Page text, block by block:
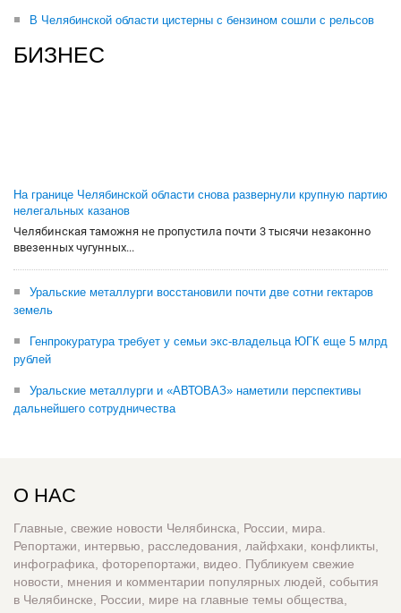
В Челябинской области цистерны с бензином сошли с рельсов
БИЗНЕС
На границе Челябинской области снова развернули крупную партию
нелегальных казанов
Челябинская таможня не пропустила почти 3 тысячи незаконно
ввезенных чугунных...
Уральские металлурги восстановили почти две сотни гектаров
земель
Генпрокуратура требует у семьи экс-владельца ЮГК еще 5 млрд
рублей
Уральские металлурги и «АВТОВАЗ» наметили перспективы
дальнейшего сотрудничества
О НАС
Главные, свежие новости Челябинска, России, мира.
Репортажи, интервью, расследования, лайфхаки, конфликты,
инфографика, фоторепортажи, видео. Публикуем свежие
новости, мнения и комментарии популярных людей, события
в Челябинске, России, мире на главные темы общества,